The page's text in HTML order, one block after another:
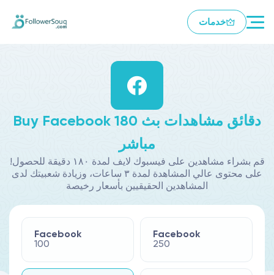
خدمات
Buy Facebook 180 دقائق مشاهدات بث
مباشر
!قم بشراء مشاهدين على فيسبوك لايف لمدة ١٨٠ دقيقة للحصول
على محتوى عالي المشاهدة لمدة ٣ ساعات، وزيادة شعبيتك لدى
المشاهدين الحقيقيين بأسعار رخيصة
Facebook
100
Facebook
250